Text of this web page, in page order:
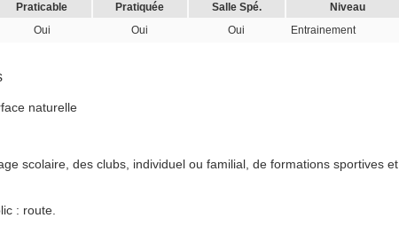
Praticable Pratiquée Salle Spé.
Niveau
Oui Oui Oui Entrainement
naturelle
scolaire, des clubs, individuel ou familial, de formations sportives et
: route.